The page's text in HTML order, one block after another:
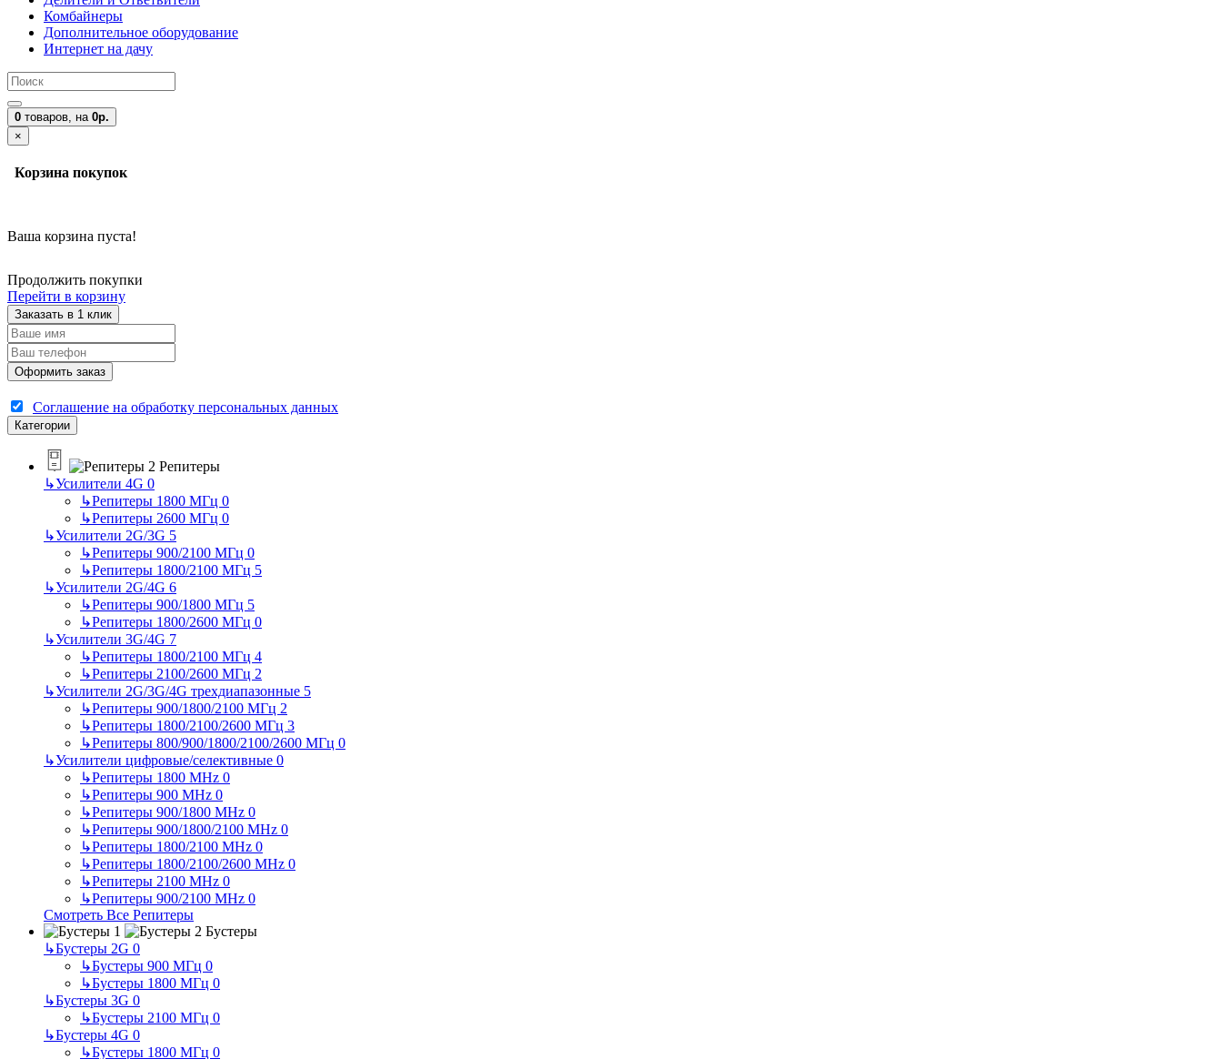
Комбайнеры
Дополнительное оборудование
Интернет на дачу
0 товаров, на 0р.
×
Корзина покупок
Ваша корзина пуста!
Продолжить покупки
Перейти в корзину
Заказать в 1 клик
Оформить заказ
Соглашение на обработку персональных данных
Категории
Репитеры
↳Усилители 4G 0
↳Репитеры 1800 МГц 0
↳Репитеры 2600 МГц 0
↳Усилители 2G/3G 5
↳Репитеры 900/2100 МГц 0
↳Репитеры 1800/2100 МГц 5
↳Усилители 2G/4G 6
↳Репитеры 900/1800 МГц 5
↳Репитеры 1800/2600 МГц 0
↳Усилители 3G/4G 7
↳Репитеры 1800/2100 МГц 4
↳Репитеры 2100/2600 МГц 2
↳Усилители 2G/3G/4G трехдиапазонные 5
↳Репитеры 900/1800/2100 МГц 2
↳Репитеры 1800/2100/2600 МГц 3
↳Репитеры 800/900/1800/2100/2600 МГц 0
↳Усилители цифровые/селективные 0
↳Репитеры 1800 MHz 0
↳Репитеры 900 MHz 0
↳Репитеры 900/1800 MHz 0
↳Репитеры 900/1800/2100 MHz 0
↳Репитеры 1800/2100 MHz 0
↳Репитеры 1800/2100/2600 MHz 0
↳Репитеры 2100 MHz 0
↳Репитеры 900/2100 MHz 0
Смотреть Все Репитеры
Бустеры
↳Бустеры 2G 0
↳Бустеры 900 МГц 0
↳Бустеры 1800 МГц 0
↳Бустеры 3G 0
↳Бустеры 2100 МГц 0
↳Бустеры 4G 0
↳Бустеры 1800 МГц 0